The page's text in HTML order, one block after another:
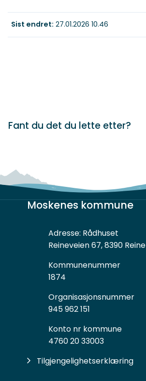
Sist endret 27.01.2026 10.46
Fant du det du lette etter?
Moskenes kommune
Adresse: Rådhuset
Reineveien 67, 8390 Reine
Kommunenummer
1874
Organisasjonsnummer
945 962 151
Konto nr kommune
4760 20 33003
Tilgjengelighetserklæring